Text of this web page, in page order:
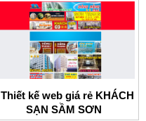
Thiết kế web giá rẻ KHÁCH
SẠN SẦM SƠN